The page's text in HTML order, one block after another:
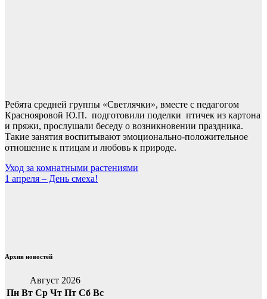
Ребята средней группы «Светлячки», вместе с педагогом
Краснояровой Ю.П. подготовили поделки птичек из картона
и пряжи, прослушали беседу о возникновении праздника.
Такие занятия воспитывают эмоционально-положительное
отношение к птицам и любовь к природе.
Навигация
по
Уход за комнатными растениями
1 апреля – День смеха!
Архив новостей
Август 2026
Пн Вт Ср Чт Пт Сб Вс